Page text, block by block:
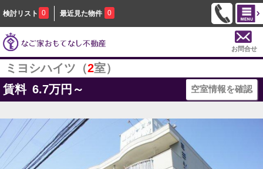
検討リスト 0 最近見た物件 0
お問合せ
ミヨシハイツ（2室）
賃料 6.7万円～ 空室情報を確認